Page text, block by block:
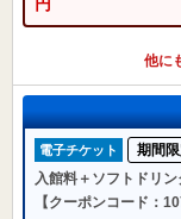
他に
電子チケット
期間
入館料＋ソフトドリ
【クーポンコード：